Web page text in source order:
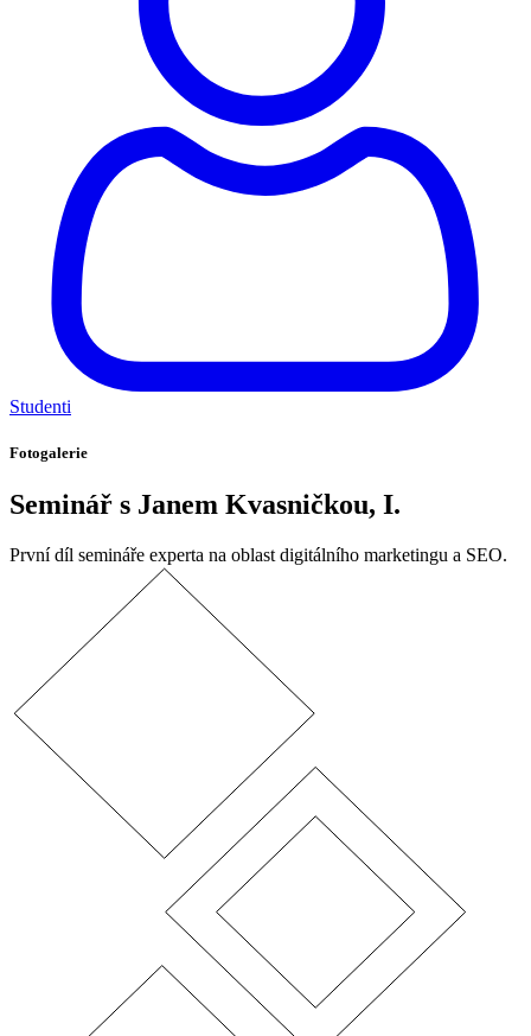
Studenti
Fotogalerie
Seminář s Janem Kvasničkou, I.
První díl semináře experta na oblast digitálního marketingu a SEO.